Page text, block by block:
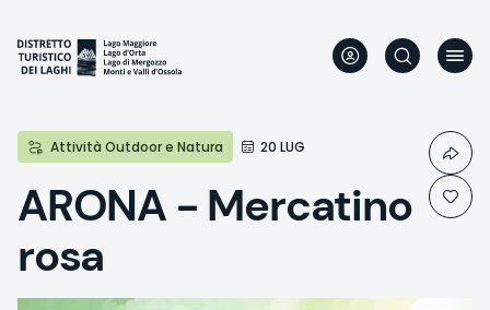
Inhalt
Attività Outdoor e Natura 20 LUG
ARONA - Mercatino
rosa